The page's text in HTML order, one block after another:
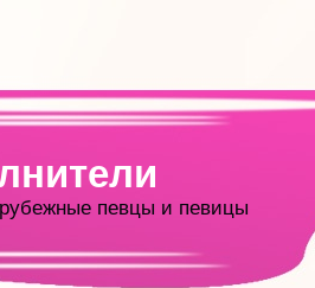
певцы и певицы